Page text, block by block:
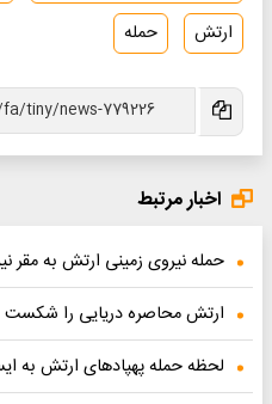
ارتش
حمله
اخبار مرتبط
حمله نیروی زمینی ارتش به مقر
ارتش محاصره دریایی را شکست
لحظه حمله پهپادهای ارتش به